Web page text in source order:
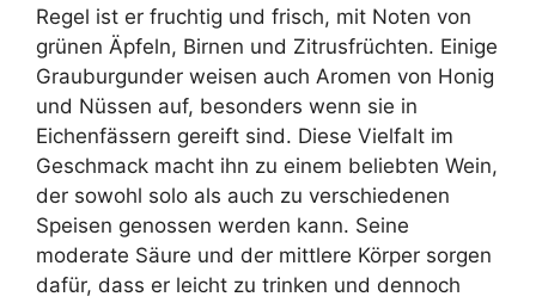
Regel ist er fruchtig und frisch, mit Noten von
grünen Äpfeln, Birnen und Zitrusfrüchten. Einige
Grauburgunder weisen auch Aromen von Honig
und Nüssen auf, besonders wenn sie in
Eichenfässern gereift sind. Diese Vielfalt im
Geschmack macht ihn zu einem beliebten Wein,
der sowohl solo als auch zu verschiedenen
Speisen genossen werden kann. Seine
moderate Säure und der mittlere Körper sorgen
dafür, dass er leicht zu trinken und dennoch